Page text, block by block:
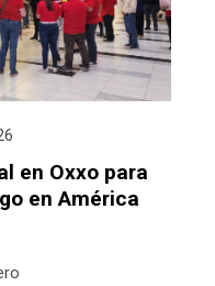
en Oxxo para
en América